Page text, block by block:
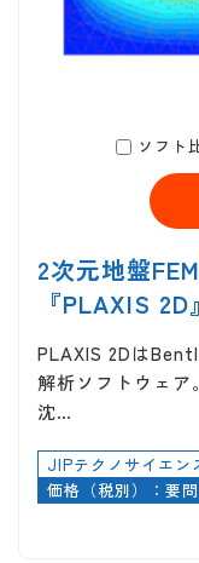
ソフト
2次元地盤
『PLAXIS 2D』
PLAXIS 2Dは
解析ソフトウェア
沈…
JIPテクノサイエン
価格（税別）：要